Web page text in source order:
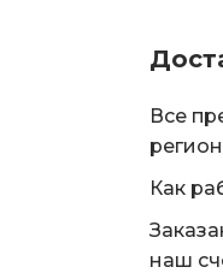
Все
Как
наш